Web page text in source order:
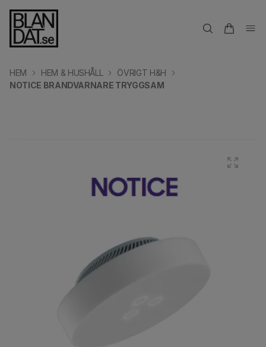
HEM HEM & HUSHÅLL
ÖVRIGT H&H
NOTICE BRANDVARNARE TRYGGSAM